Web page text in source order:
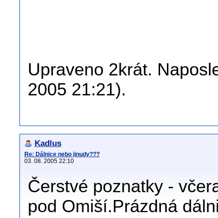
Upraveno 2krát.
2005 21:21).
Kadlus
Re: Dálnice nebo jinudy???
03. 08. 2005 22:10
Čerstvé poznatky -
pod Omiší.Prázdná